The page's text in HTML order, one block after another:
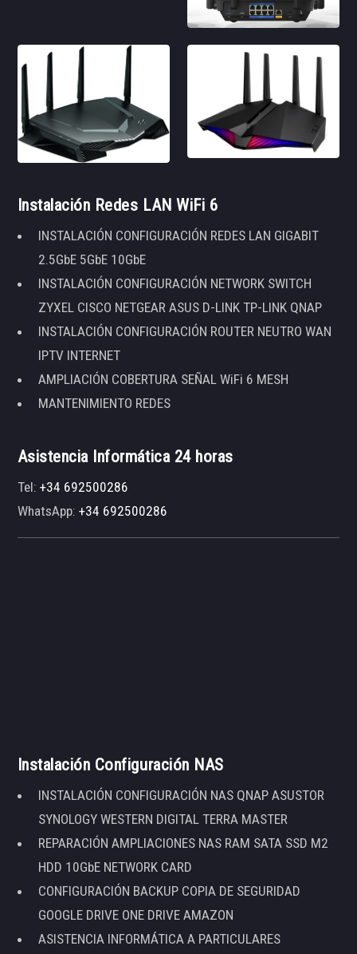
Instalación Redes LAN WiFi 6
INSTALACIÓN CONFIGURACIÓN REDES LAN GIGABIT
2.5GbE 5GbE 10GbE
INSTALACIÓN CONFIGURACIÓN NETWORK SWITCH
ZYXEL CISCO NETGEAR ASUS D-LINK TP-LINK QNAP
INSTALACIÓN CONFIGURACIÓN ROUTER NEUTRO WAN
IPTV INTERNET
AMPLIACIÓN COBERTURA SEÑAL WiFi 6 MESH
MANTENIMIENTO REDES
Asistencia Informática 24 horas
Tel:+34 692500286
WhatsApp:+34 692500286
Instalación Configuración NAS
INSTALACIÓN CONFIGURACIÓN NAS QNAP ASUSTOR
SYNOLOGY WESTERN DIGITAL TERRA MASTER
REPARACIÓN AMPLIACIONES NAS RAM SATA SSD M2
HDD 10GbE NETWORK CARD
CONFIGURACIÓN BACKUP COPIA DE SEGURIDAD
GOOGLE DRIVE ONE DRIVE AMAZON
ASISTENCIA INFORMÁTICA A PARTICULARES